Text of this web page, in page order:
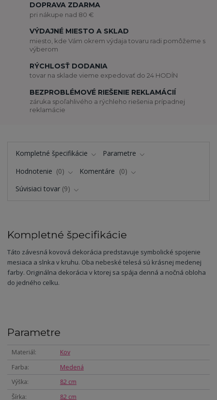
DOPRAVA ZDARMA
pri nákupe nad 80 €
VÝDAJNÉ MIESTO A SKLAD
miesto, kde Vám okrem výdaja tovaru radi pomôžeme s
výberom
RÝCHLOSŤ DODANIA
tovar na sklade vieme expedovať do 24 HODÍN
BEZPROBLÉMOVÉ RIEŠENIE REKLAMÁCIÍ
záruka spoľahlivého a rýchleho riešenia prípadnej
reklamácie
Kompletné špecifikácie
Parametre
Hodnotenie
0 Komentáre
0
Súvisiaci tovar 9
Kompletné špecifikácie
Táto závesná kovová dekorácia predstavuje symbolické spojenie
mesiaca a slnka v kruhu. Oba nebeské telesá sú krásnej medenej
farby. Originálna dekorácia v ktorej sa spája denná a nočná obloha
do jedného celku.
Parametre
Materiál
Kov
Farba
Medená
Výška
82 cm
Šírka
82 cm